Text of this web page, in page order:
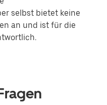
selbst bietet keine
an und ist für die